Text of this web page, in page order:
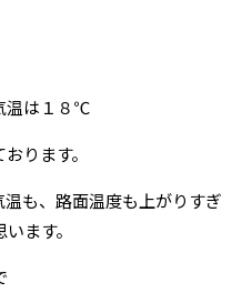
温は１８℃
ります。
も、路面温度も上がりすぎ
ます。